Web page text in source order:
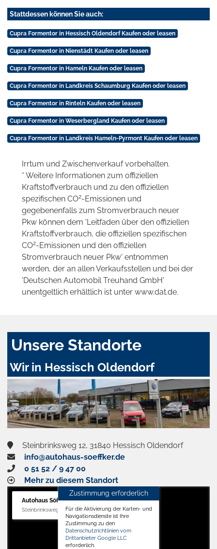
Stattdessen können Sie auch:
Cupra Formentor in Hessisch Oldendorf Kaufen oder leasen
Cupra Formentor in Nienstädt Kaufen oder leasen
Cupra Formentor in Hameln Kaufen oder leasen
Cupra Formentor in Landkreis Schaumburg Kaufen oder leasen
Cupra Formentor in Rinteln Kaufen oder leasen
Cupra Formentor in Weserbergland Kaufen oder leasen
Cupra Formentor in Landkreis Hameln-Pyrmont Kaufen oder leasen
Irrtum und Zwischenverkauf vorbehalten.
* Weitere Informationen zum offiziellen
Kraftstoffverbrauch und zu den offiziellen
spezifischen CO2-Emissionen und
gegebenenfalls zum Stromverbrauch neuer
Pkw können dem 'Leitfaden über den offiziellen
Kraftstoffverbrauch, die offiziellen spezifischen
CO2-Emissionen und den offiziellen
Stromverbrauch neuer Pkw' entnommen
werden, der an allen Verkaufsstellen und bei der
'Deutschen Automobil Treuhand GmbH'
unentgeltlich erhältlich ist unter www.dat.de.
Unsere Standorte
Wir in Hessisch Oldendorf
Steinbrinksweg 12, 31840 Hessisch Oldendorf
info@autohaus-soeffker.de
0 51 52 / 9 47 00
Mehr zu diesem Standort
Autohaus Söffker GmbH
Steinbrinksweg 12, 31840 Hessisch Oldendorf
Zustimmung erforderlich
Für die Aktivierung der Karten- und
Navigationsdienste ist Ihre
Zustimmung zu den
Datenschutzrichtlinien vom
Drittanbieter Google LLC
erforderlich.